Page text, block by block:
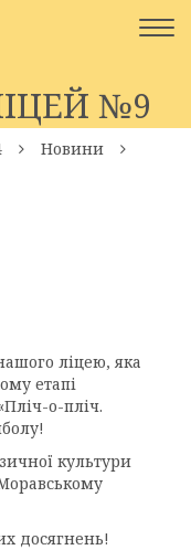
№9
Новини
ліцею, яка
етапі
о-пліч.
культури
досягнень!